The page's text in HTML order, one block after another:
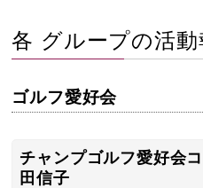
各 グループの活動
ゴルフ愛好会
チャンプゴルフ愛好
田信子